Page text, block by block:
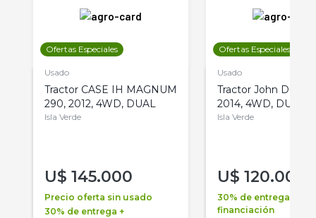
Ofertas Especiales
Usado
Tractor CASE IH MAGNUM
290, 2012, 4WD, DUAL
Isla Verde
U$ 145.000
Precio oferta sin usado
30% de entrega +
Ofertas Especiales
Usado
Tractor John Deere
2014, 4WD, DUAL
Isla Verde
U$ 120.000
30% de entrega +
financiación